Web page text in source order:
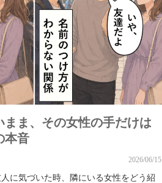
まま、その女性の手だけは
本音
2026/06/15
に気づいた時、隣にいる女性をどう紹